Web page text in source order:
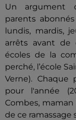
Un argument
parents
lundis, mardis,
arrêts avant de
écoles de la
perché, l’école
Verne).
pour l'année
Combes,
de ce ramassage